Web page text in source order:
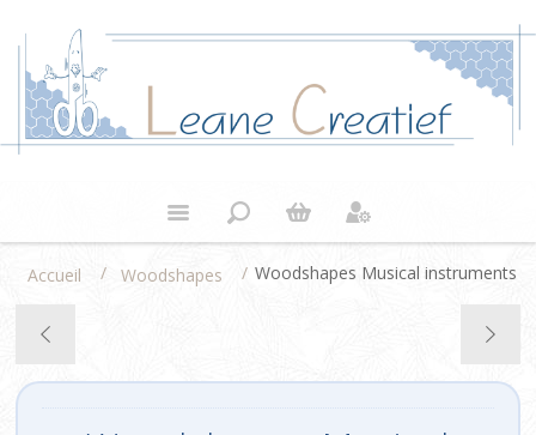
Accueil / Woodshapes / Woodshapes Musical instruments